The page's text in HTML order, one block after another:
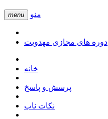
menu منو
دوره های مجازی مهدویت
خانه
پرسش و پاسخ
نکات ناب